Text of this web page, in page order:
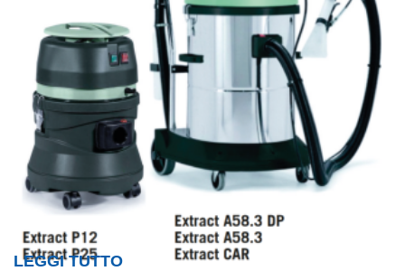
LEGGI TUTTO